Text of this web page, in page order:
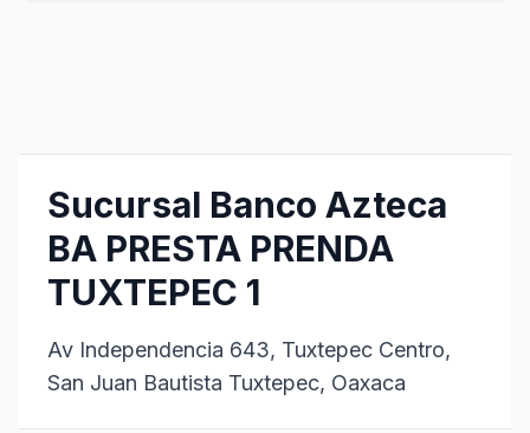
Sucursal Banco Azteca
BA PRESTA PRENDA
TUXTEPEC 1
Av Independencia 643, Tuxtepec Centro,
San Juan Bautista Tuxtepec, Oaxaca